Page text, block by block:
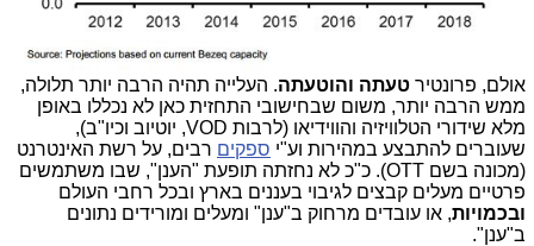
אולם, פרונטיר טעתה והוטעתה. העלייה תהיה הרבה יותר תלולה,
ממש הרבה יותר, משום שבחישובי התחזית כאן לא נכללו באופן
מלא שידורי הטלוויזיה והווידיאו (לרבות VOD, יוטיוב וכיו"ב),
שעוברים להתבצע במהירות וע"י ספקים רבים, על רשת האינטרנט
(מכונה בשם OTT). כ"כ לא נחזתה תופעת "הענן", שבו משתמשים
פרטיים מעלים קבצים לגיבוי בעננים בארץ ובכל רחבי העולם
ובכמויות, או עובדים מרחוק ב"ענן" ומעלים ומורידים נתונים
ב"ענן".